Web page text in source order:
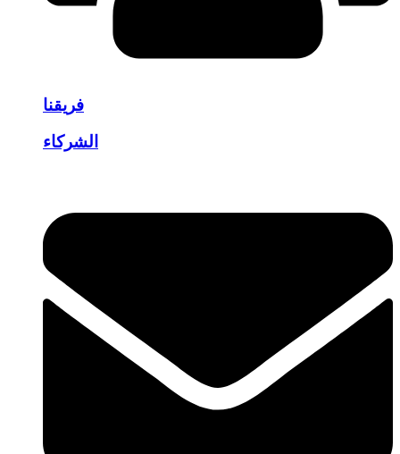
فريقنا
الشركاء